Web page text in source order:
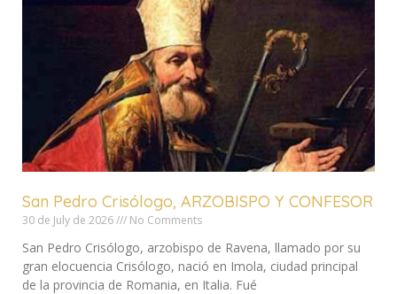
San Pedro Crisólogo, ARZOBISPO Y CONFESOR
30 de July de 2026 No Comments
San Pedro Crisólogo, arzobispo de Ravena, llamado por su
gran elocuencia Crisólogo, nació en Imola, ciudad principal
de la provincia de Romania, en Italia. Fué